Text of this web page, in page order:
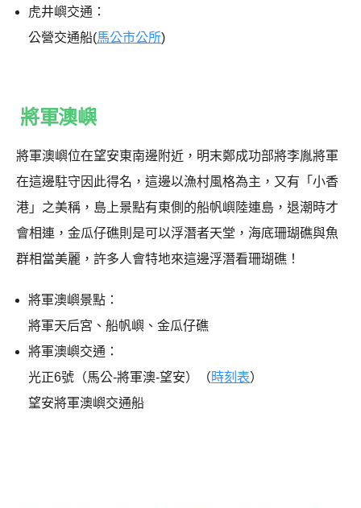
虎井嶼交通：
公營交通船(馬公市公所)
將軍澳嶼
將軍澳嶼位在望安東南邊附近，明末鄭成功部將李胤將軍
在這邊駐守因此得名，這邊以漁村風格為主，又有「小香
港」之美稱，島上景點有東側的船帆嶼陸連島，退潮時才
會相連，金瓜仔礁則是可以浮潛者天堂，海底珊瑚礁與魚
群相當美麗，許多人會特地來這邊浮潛看珊瑚礁！
將軍澳嶼景點：
將軍天后宮、船帆嶼、金瓜仔礁
將軍澳嶼交通：
光正6號（馬公-將軍澳-望安）（時刻表）
望安將軍澳嶼交通船